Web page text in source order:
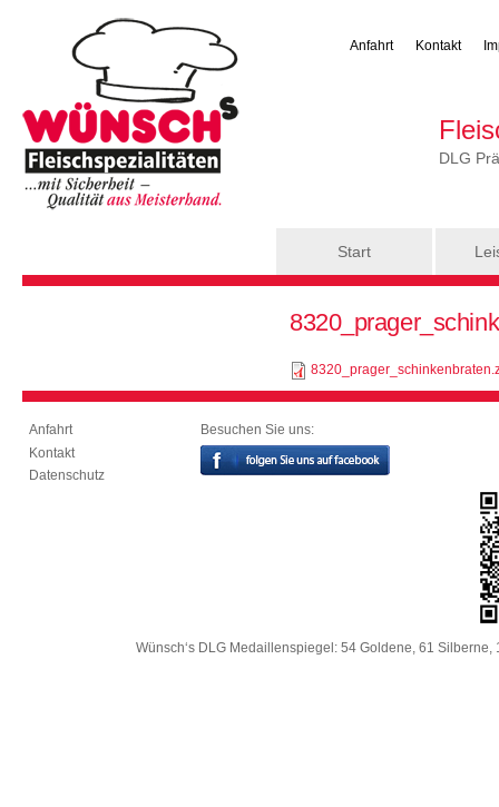
Anfahrt Kontakt
DLG
Start
Anfahrt
Kontakt
Datenschutz
Besuchen Sie uns:
Wünsch‘s DLG Medaillenspiegel: 54 Goldene, 61